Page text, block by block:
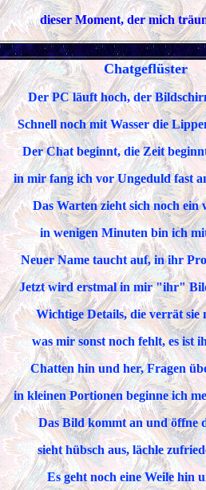
dieser Moment, der mich
Chatgeflüster
Der PC läuft hoch, der
Schnell noch mit Wasser die
Der Chat beginnt, die Zeit
in mir fang ich vor Ungeduld fast
Das Warten zieht sich noch ein
in wenigen Minuten bin ich
Neuer Name taucht auf, in ihr
Jetzt wird erstmal in mir "ihr"
Wichtige Details, die verrät sie
was mir sonst noch fehlt, es ist
Chatten hin und her, Fragen
in kleinen Portionen beginne ich
Das Bild kommt an und öffne
sieht hübsch aus, lächle
Es geht noch eine Weile hin